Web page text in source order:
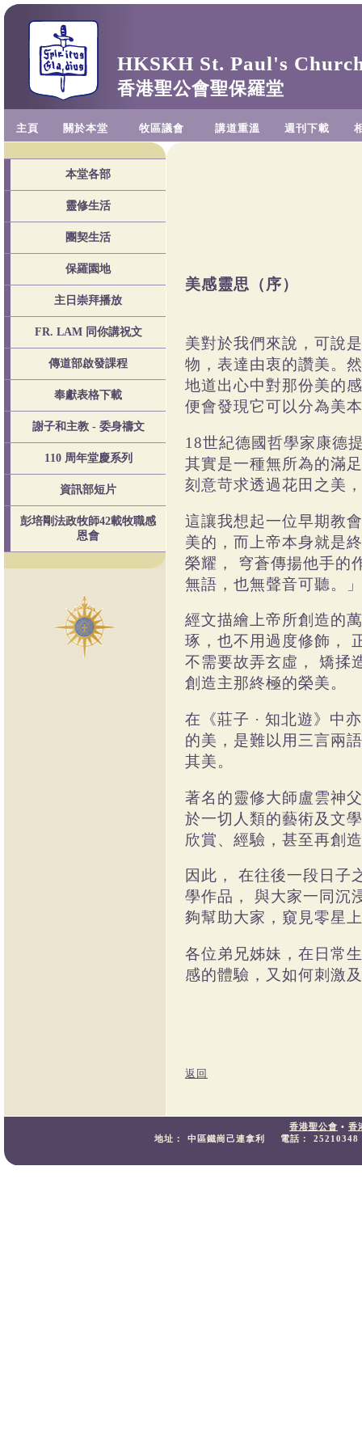
HKSKH St. Paul's
香港聖公會聖保羅堂
主頁 關於本堂 牧區議會 講道重溫 週刊下載
本堂各部
靈修生活
團契生活
保羅園地
主日崇拜播放
FR. LAM 同你講祝文
傳道部啟發課程
奉獻表格下載
謝子和主教 - 委身禱文
110 周年堂慶系列
資訊部短片
彭培剛法政牧師42載牧職感
恩會
美感
美對於我們來說，可說
物，表達由衷的讚美。
地道出心中對那份美的
便會發現它可以分為美
18世紀德國哲學家康德
其實是一種無所為的滿
刻意苛求透過花田之美
這讓我想起一位早期教
美的，而上帝本身就是
榮耀，
穹蒼傳揚他手的
無語，也無聲音可聽。」
經文描繪上帝所創造的
琢，也不用過度修飾，
不需要故弄玄虛，
矯揉
創造主那終極的榮美。
在《莊子 · 知北遊》中
的美，是難以用三言兩
其美。
著名的靈修大師盧雲神
於一切人類的藝術及文
欣賞、經驗，甚至再創
因此，
在往後一段日子
學作品，
與大家一同沉
夠幫助大家，窺見零星
各位弟兄姊妹，在日常
感的體驗，又如何刺激
返回
香港聖公會 • 香
地址：
中區鐵崗己連拿利 電話： 25210348